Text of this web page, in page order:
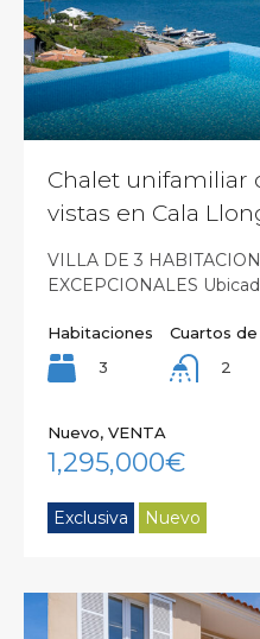
Chalet unifamiliar
vistas en Cala
VILLA DE 3
EXCEPCIONALES
Habitaciones
3
Cuartos
2
Nuevo, VENTA
1,295,000€
Exclusiva Nuevo